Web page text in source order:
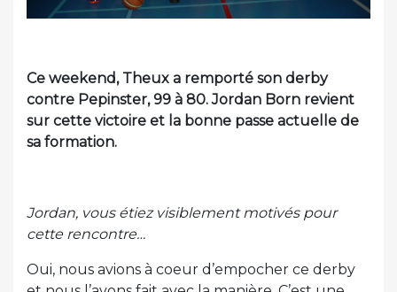
Ce weekend, Theux a remporté son derby
contre Pepinster, 99 à 80. Jordan Born revient
sur cette victoire et la bonne passe actuelle de
sa formation.
Jordan, vous étiez visiblement motivés pour
cette rencontre…
Oui, nous avions à coeur d’empocher ce derby